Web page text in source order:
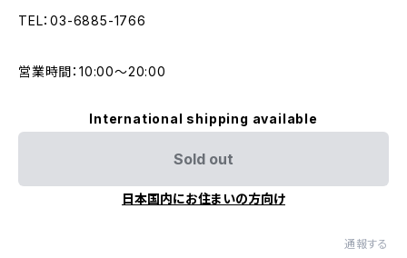
TEL：03-6885-1766
営業時間：10:00〜20:00
International shipping available
Sold out
日本国内にお住まいの方向け
通報する